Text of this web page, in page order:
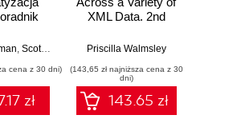
, Scott S. Lowe Matt Oswalt
cena z 30 dni)
zł
XML Data. 2nd
Priscilla Walmsley
(143,65 zł najniższa cena z 30
dni)
143.65 zł